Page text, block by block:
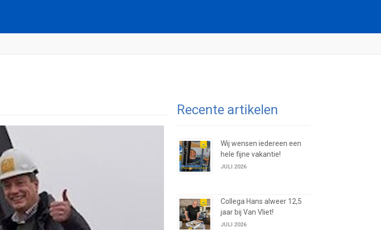
Recente artikelen
Wij wensen iedereen een
hele fijne vakantie!
JULI 2026
Collega Hans alweer 12,5
jaar bij Van Vliet!
JULI 2026